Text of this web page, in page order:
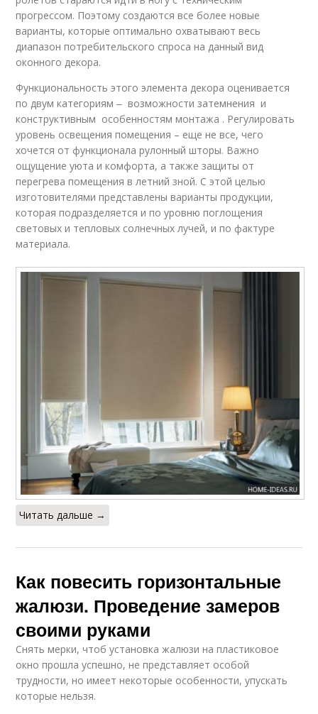
прогрессом. Поэтому создаются все более новые
варианты, которые оптимально охватывают весь
диапазон потребительского спроса на данный вид
оконного декора.
Функциональность этого элемента декора оценивается
по двум категориям ‒ возможности затемнения и
конструктивным особенностям монтажа . Регулировать
уровень освещения помещения – еще не все, чего
хочется от функционала рулонный шторы. Важно
ощущение уюта и комфорта, а также защиты от
перегрева помещения в летний зной. С этой целью
изготовителями представлены варианты продукции,
которая подразделяется и по уровню поглощения
световых и тепловых солнечных лучей, и по фактуре
материала.
Читать дальше →
Как повесить горизонтальные
жалюзи. Проведение замеров
своими руками
Снять мерки, чтоб установка жалюзи на пластиковое
окно прошла успешно, не представляет особой
трудности, но имеет некоторые особенности, упускать
которые нельзя.